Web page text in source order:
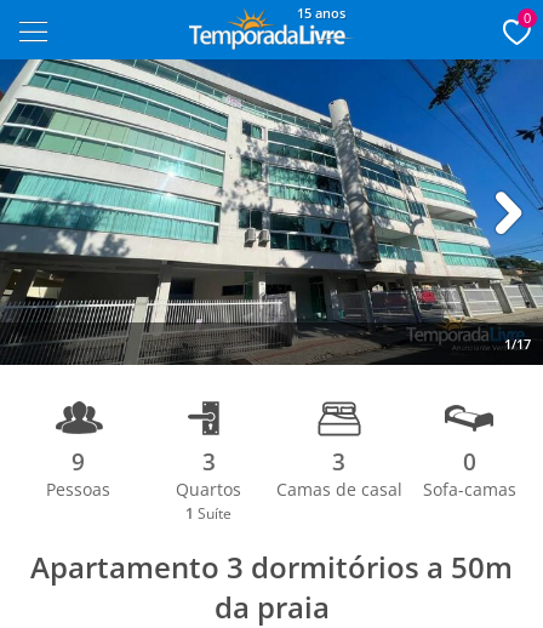
15 anos 0
1/17
Next
9
Pessoas
3
Quartos
1 Suíte
3
Camas de casal
0
Sofa-camas
Apartamento 3 dormitórios a 50m
da praia